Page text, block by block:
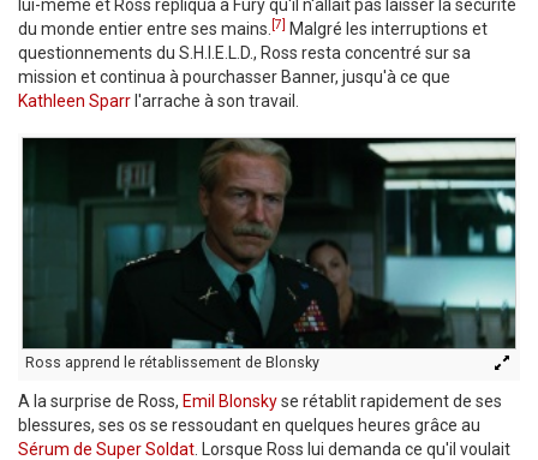
lui-même et Ross répliqua à Fury qu'il n'allait pas laisser la sécurité
du monde entier entre ses mains. [7] Malgré les interruptions et
questionnements du S.H.I.E.L.D., Ross resta concentré sur sa
mission et continua à pourchasser Banner, jusqu'à ce que
Kathleen Sparr l'arrache à son travail.
Ross apprend le rétablissement de Blonsky
A la surprise de Ross, Emil Blonskyse rétablit rapidement de ses
blessures, ses os se ressoudant en quelques heures grâce au
Sérum de Super Soldat . Lorsque Ross lui demanda ce qu'il voulait